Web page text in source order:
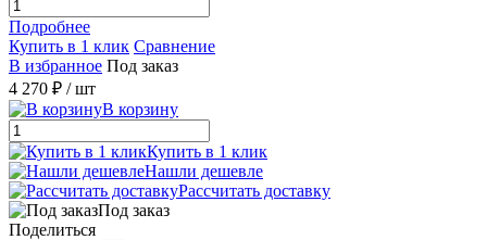
Подробнее
Купить в 1 клик Сравнение
В избранное Под заказ
4 270 ₽ / шт
В корзину
Купить в 1 клик
Нашли дешевле
Рассчитать доставку
Под заказ
Поделиться